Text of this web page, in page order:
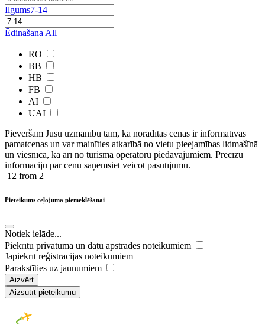
Ilgums7-14
Ēdinašana All
RO
BB
HB
FB
AI
UAI
Pievēršam Jūsu uzmanību tam, ka norādītās cenas ir ​informatīvas ​
pamatcenas un var mainīties atkarībā ​no ​vietu pieejamības lidmašīnā
un viesnīcā, kā arī no tūrisma operatoru piedāvājumiem. Precīzu
informāciju par cenu saņemsiet veicot pasūtījumu.
12 from 2
Pieteikums ceļojuma piemeklēšanai
Notiek ielāde...
Piekrītu privātuma un datu apstrādes noteikumiem
Japiekrīt reģistrācijas noteikumiem
Parakstīties uz jaunumiem
Aizvērt
Aizsūtīt pieteikumu